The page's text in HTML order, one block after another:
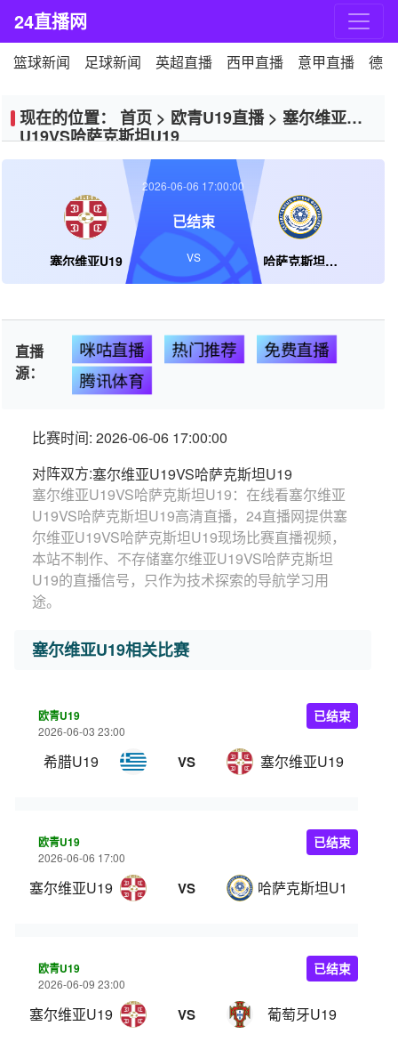
24直播网
篮球新闻 足球新闻 英超直播 西甲直播 意甲直播 德
现在的位置： 首页 > 欧青U19直播> 塞尔维亚
U19VS哈萨克斯坦U19
塞尔维亚U19 哈萨克斯坦U19
2026-06-06 17:00:00
已结束
VS
直播
源：
咪咕直播 热门推荐
免费直播
腾讯体育
比赛时间: 2026-06-06 17:00:00
对阵双方:塞尔维亚U19VS哈萨克斯坦U19
塞尔维亚U19VS哈萨克斯坦U19：在线看塞尔维亚
U19VS哈萨克斯坦U19高清直播，24直播网提供塞
尔维亚U19VS哈萨克斯坦U19现场比赛直播视频，
本站不制作、不存储塞尔维亚U19VS哈萨克斯坦
U19的直播信号，只作为技术探索的导航学习用
途。
塞尔维亚U19相关比赛
欧青U19
2026-06-03 23:00
希腊U19 VS 塞尔维亚U19
已结束
欧青U19
2026-06-06 17:00
塞尔维亚U19 VS 哈萨克斯坦U19
已结束
欧青U19
2026-06-09 23:00
塞尔维亚U19 VS 葡萄牙U19
已结束